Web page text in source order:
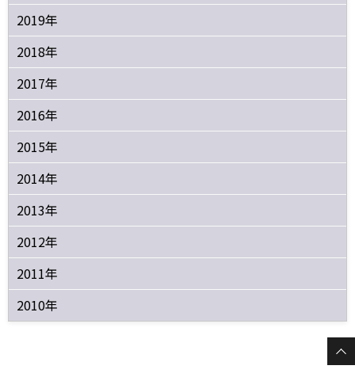
2019年
2018年
2017年
2016年
2015年
2014年
2013年
2012年
2011年
2010年